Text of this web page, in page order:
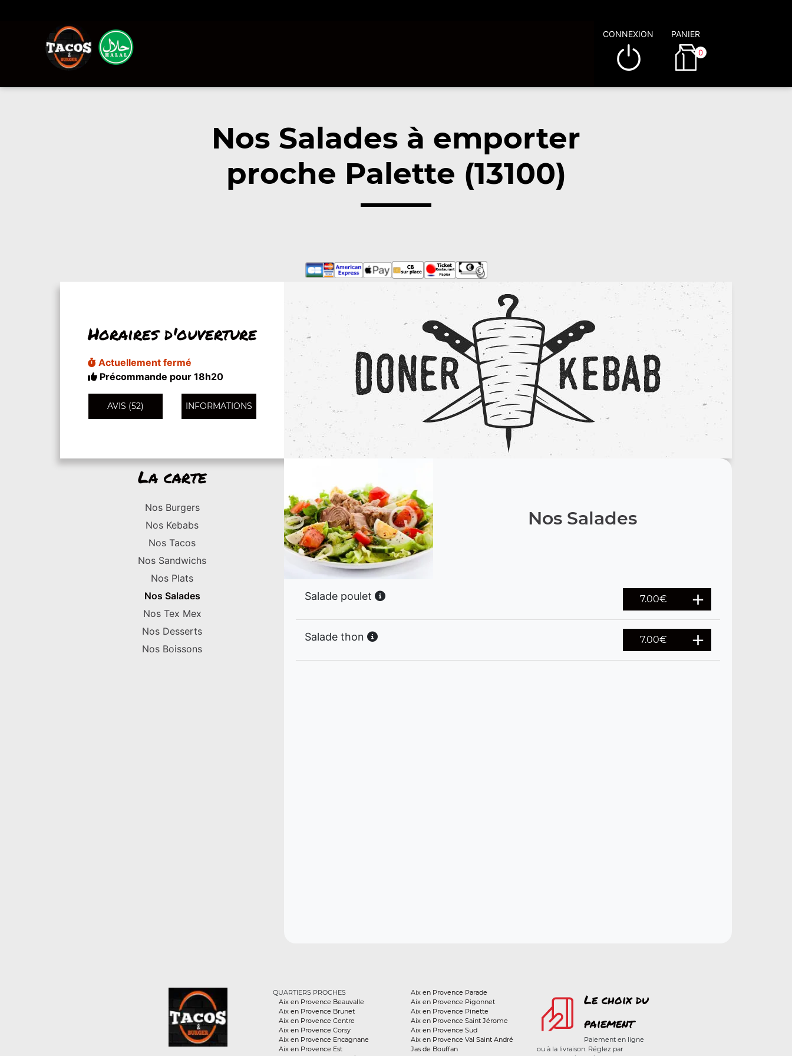
CONNEXION PANIER
0
Nos Salades à emporter
proche Palette (13100)
Horaires d'ouverture
Actuellement fermé
Précommande pour 18h20
AVIS (52) INFORMATIONS
La carte
Nos Burgers
Nos Kebabs
Nos Tacos
Nos Sandwichs
Nos Plats
Nos Salades
Nos Tex Mex
Nos Desserts
Nos Boissons
Nos Salades
Salade poulet 7.00€
Salade thon 7.00€
QUARTIERS PROCHES
Aix en Provence Beauvalle
Aix en Provence Brunet
Aix en Provence Centre
Aix en Provence Corsy
Aix en Provence Encagnane
Aix en Provence Est
Aix en Provence Parade
Aix en Provence Pigonnet
Aix en Provence Pinette
Aix en Provence Saint Jérome
Aix en Provence Sud
Aix en Provence Val Saint André
Jas de Bouffan
Le choix du
paiement
Paiement en ligne
ou à la livraison. Réglez par